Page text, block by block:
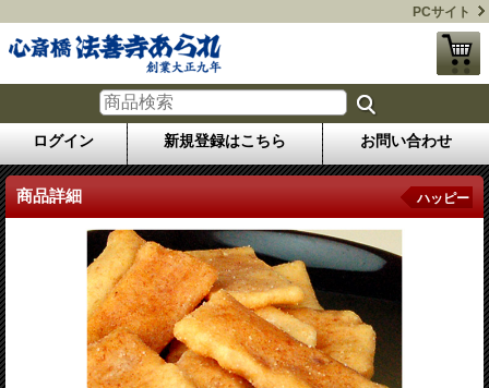
PCサイト
ログイン 新規登録はこちら お問い合わせ
商品詳細 ハッピー